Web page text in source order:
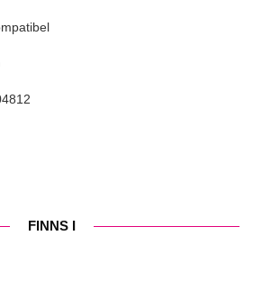
FINNS I